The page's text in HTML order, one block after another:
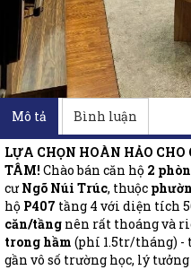
Mô tả Bình luận
LỰA CHỌN HOÀN HẢO
TÂM! Chào bán căn hộ 2
cưNgõ Núi Trúc, thuộc
hộ P407 tầng 4 với diện tích
căn/tầng nên rất thoáng và
trong hầm (phí 1.5tr/tháng) -
gần vô số trường học, lý